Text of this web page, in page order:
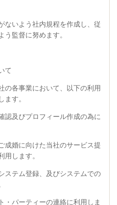
ないよう社内規程を作成し、従
監督に努めます。
て
の各事業において、以下の利用
ます。
認及びプロフィール作成の為に
成婚に向けた当社のサービス提
用します。
ステム登録、及びシステムでの
・パーティーの連絡に利用しま